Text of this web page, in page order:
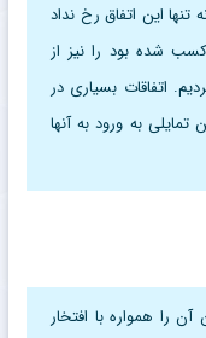
این اتفاق رخ نداد
شده بود را نیز از
اتفاقات بسیاری در
به ورود به آنها
را همواره با افتخار